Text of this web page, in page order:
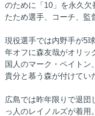
のために「10」を永久
たため選手、コーチ、監
現役選手では内野手が5
年オフに森友哉がオリッ
国人のマーク・ペイトン
貴分と慕う森が付けてい
広島では昨年限りで退団
っ人のレイノルズが着用